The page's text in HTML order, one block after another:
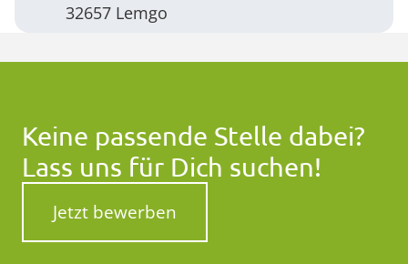
32657 Lemgo
Keine passende Stelle dabei?
Lass uns für Dich suchen!
Jetzt bewerben